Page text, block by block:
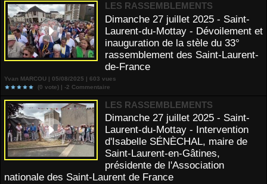
LES RASSEMBLEMENTS
Dimanche 27 juillet 2025 - Saint-
Laurent-du-Mottay - Dévoilement et
inauguration de la stèle du 33°
rassemblement des Saint-Laurent-
de-France
Yvan MARCOU | 05/08/2025 | 603 vues
(0 vote) | -2 Commentaire
LES RASSEMBLEMENTS
Dimanche 27 juillet 2025 - Saint-
Laurent-du-Mottay - Intervention
d'Isabelle SÉNÈCHAL, maire de
Saint-Laurent-en-Gâtines,
présidente de l'Association
nationale des Saint-Laurent de France